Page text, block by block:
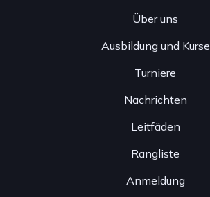
Über uns
Ausbildung und Kurse
Turniere
Nachrichten
Leitfäden
Rangliste
Anmeldung